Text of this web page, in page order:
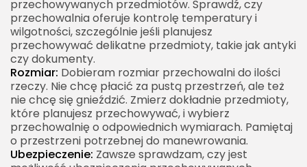
przechowywanych przedmiotów. Sprawdź, czy
przechowalnia oferuje kontrolę temperatury i
wilgotności, szczególnie jeśli planujesz
przechowywać delikatne przedmioty, takie jak antyki
czy dokumenty.
Rozmiar: Dobieram rozmiar przechowalni do ilości
rzeczy. Nie chcę płacić za pustą przestrzeń, ale też
nie chcę się gnieździć. Zmierz dokładnie przedmioty,
które planujesz przechowywać, i wybierz
przechowalnię o odpowiednich wymiarach. Pamiętaj
o przestrzeni potrzebnej do manewrowania.
Ubezpieczenie: Zawsze sprawdzam, czy jest